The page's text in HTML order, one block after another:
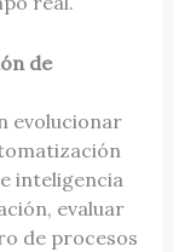
de
evolucionar
inteligencia
evaluar
de procesos